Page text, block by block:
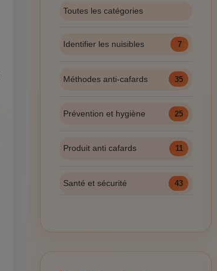
Toutes les catégories
Identifier les nuisibles 7
Méthodes anti-cafards 35
Prévention et hygiène 25
Produit anti cafards 11
Santé et sécurité 43